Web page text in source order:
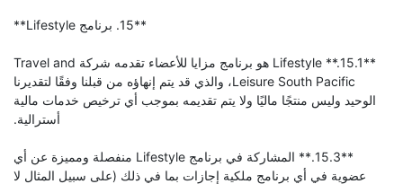
**15. برنامج Lifestyle**
**15.1.** Lifestyle هو برنامج مزايا للأعضاء تقدمه شركة Travel and
Leisure South Pacific، والذي قد يتم إنهاؤه من قبلنا وفقًا لتقديرنا
الوحيد وليس منتجًا ماليًا ولا يتم تقديمه بموجب أي ترخيص خدمات مالية
أسترالية.
**15.3.** المشاركة في برنامج Lifestyle منفصلة ومميزة عن أي
عضوية في أي برنامج ملكية إجازات بما في ذلك (على سبيل المثال لا